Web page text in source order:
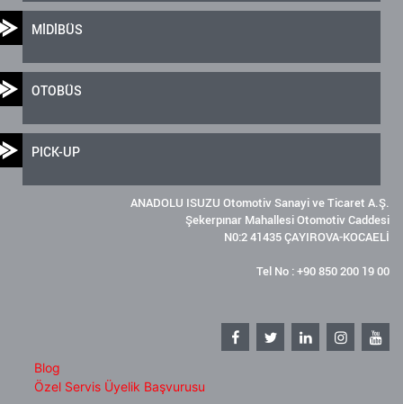
MİDİBÜS
OTOBÜS
PICK-UP
ANADOLU ISUZU Otomotiv Sanayi ve Ticaret A.Ş.
Şekerpınar Mahallesi Otomotiv Caddesi
N0:2 41435 ÇAYIROVA-KOCAELİ
Tel No : +90 850 200 19 00
Blog
Özel Servis Üyelik Başvurusu